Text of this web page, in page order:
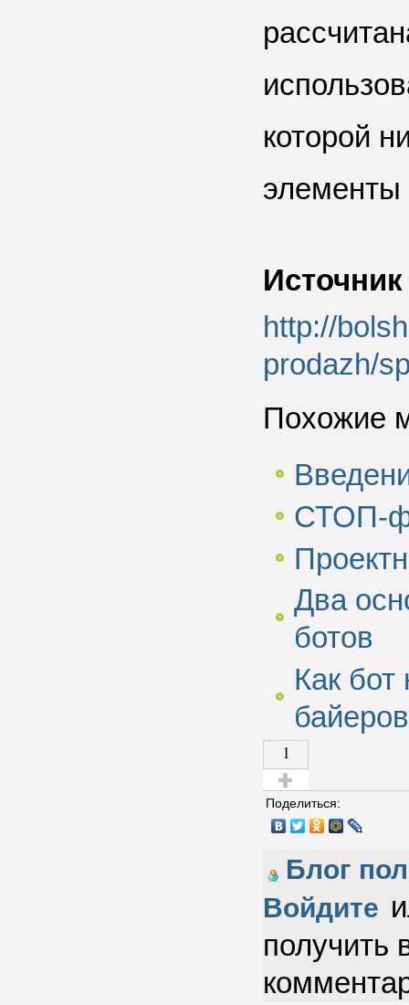
которой
http://
prodazh/
Похожие
СТОП-
Два
ботов
Как бот
байеров
1
Голос за!
Поделиться:
Блог
Войдите
получить